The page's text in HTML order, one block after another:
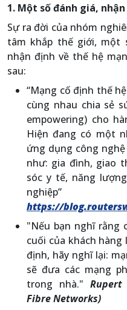
1. Một số đánh giá,
Sự ra đời của nhóm
tâm khắp thế giới, một
nhận định về thế hệ
sau:
“Mạng cố định thế
cùng nhau chia sẻ
empowering) cho
Hiện đang có một
ứng dụng công
như: gia đình, giao
sóc y tế, năng
https://
"Nếu bạn nghĩ rằng
cuối của khách
định, hãy nghĩ lại:
sẽ đưa các mạng
trong nhà."
Fibre Networks)